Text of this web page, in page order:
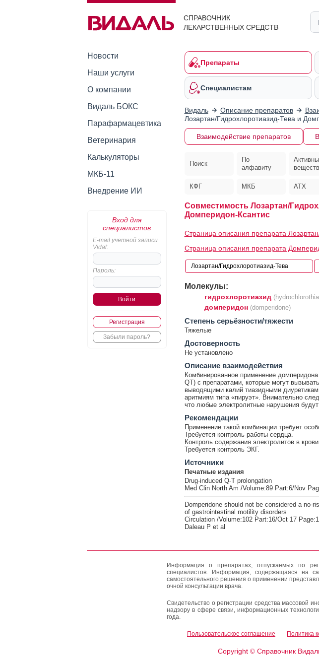
СПРАВОЧНИК
ЛЕКАРСТВЕННЫХ СРЕДСТВ
Новости
Наши услуги
О компании
Видаль БОКС
Парафармацевтика
Ветеринария
Калькуляторы
МКБ-11
Внедрение ИИ
Вход для
специалистов
E-mail учетной записи
Vidal:
Пароль:
Регистрация
Забыли пароль?
Препараты
Специалистам
Видаль Описание препаратов
Лозартан/Гидрохлоротиазид-Тева и
Взаимодействие препаратов
Поиск
По
алфавиту
КФГ МКБ АТХ
Совместимость Лозартан/
Домперидон-Ксантис
Страница описания препарата
Страница описания препарата
Молекулы:
гидрохлоротиазид
домперидон (domperidone)
Cтепень серьёзности/тяжести
Тяжелые
Достоверность
Не установлено
Описание взаимодействия
Комбинированное применение
QT) с препаратами, которые могут
выводящими калий тиазидными
аритмиям типа «пируэт». Внимательно
что любые электролитные нарушения
Рекомендации
Применение такой комбинации требует
Требуется контроль работы сердца.
Контроль содержания электролитов в
Требуется контроль ЭКГ.
Источники
Печатные издания
Drug-induced Q-T prolongation
Med Clin North Am /Volume:89 Part:6/Nov
Domperidone should not be considered a no-
of gastrointestinal motility disorders
Circulation /Volume:102 Part:16/Oct 17
Daleau P et al
Информация о препаратах, отпускаемых по
специалистов. Информация, содержащаяся на
самостоятельного решения о применении
очной консультации врача.
Свидетельство о регистрации средства
надзору в сфере связи, информационных
года.
Пользовательское соглашение Политика
Copyright ©Справочник